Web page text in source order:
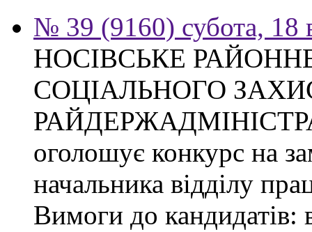
№ 39 (9160) субота, 18
НОСІВСЬКЕ
СОЦІАЛЬНОГО
оголошує конкурс на
начальника відділу
Вимоги до